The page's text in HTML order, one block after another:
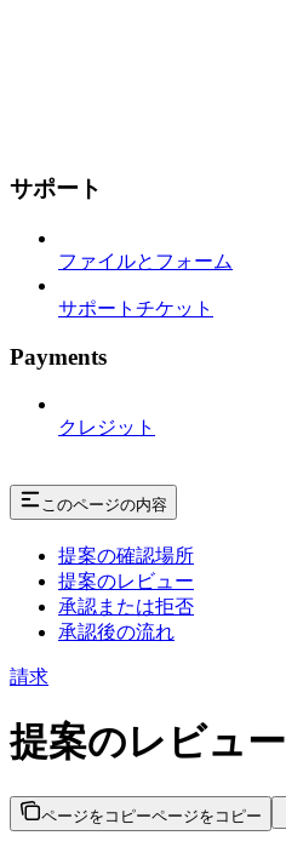
サポート
ファイルとフォーム
サポートチケット
Payments
クレジット
このページの内容
提案の確認場所
提案のレビュー
承認または拒否
承認後の流れ
請求
提案のレビュー
ページをコピーページをコピー